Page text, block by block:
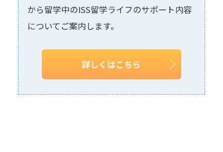
から留学中のISS留学ライフのサポート内容
についてご案内します。
詳しくはこちら